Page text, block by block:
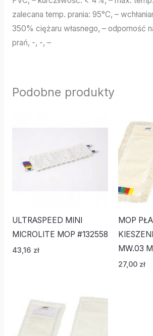
zalecana temp. prania: 95°C, –
350% ciężaru własnego, – odporność
prań, -, -, –
Podobne produkty
ULTRASPEED MINI
MICROLITE MOP #132558
43,16 zł
MOP
MW.03
27,00 zł